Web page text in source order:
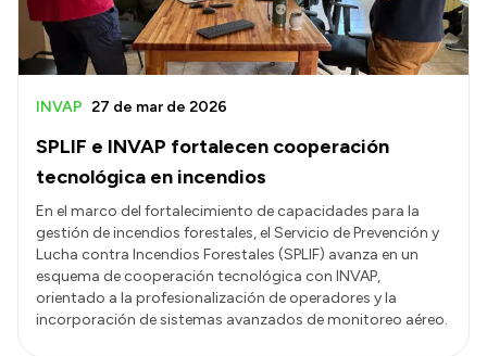
SPLIF e INVAP fortalecen cooperación
tecnológica en incendios
INVAP 27 de mar de 2026
En el marco del fortalecimiento de capacidades para la
gestión de incendios forestales, el Servicio de Prevención y
Lucha contra Incendios Forestales (SPLIF) avanza en un
esquema de cooperación tecnológica con INVAP,
orientado a la profesionalización de operadores y la
incorporación de sistemas avanzados de monitoreo aéreo.